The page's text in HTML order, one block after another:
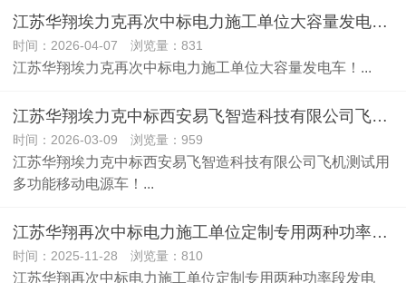
​江苏华翔埃力克再次中标电力施工单位大容量发电车！
时间：2026-04-07 浏览量：831
江苏华翔埃力克再次中标电力施工单位大容量发电车！...
江苏华翔埃力克中标西安易飞智造科技有限公司飞机测试用多功能移动电源车！
时间：2026-03-09 浏览量：959
江苏华翔埃力克中标西安易飞智造科技有限公司飞机测试用
多功能移动电源车！...
江苏华翔再次中标电力施工单位定制专用两种功率段发电车！
时间：2025-11-28 浏览量：810
江苏华翔再次中标电力施工单位定制专用两种功率段发电